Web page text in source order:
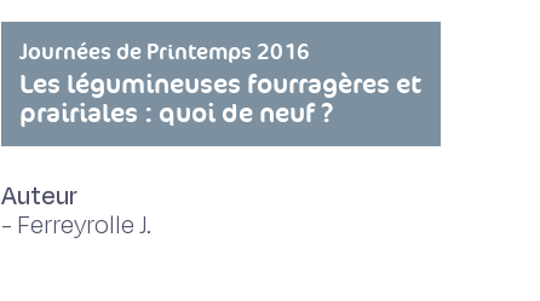
Journées de Printemps 2016
Les légumineuses fourragères et
prairiales : quoi de neuf ?
Auteur
- Ferreyrolle J.